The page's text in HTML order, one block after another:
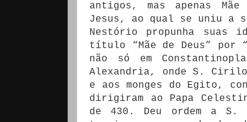
antigos, mas apenas
Jesus, ao qual se uniu a
Nestório propunha suas
título “Mãe de Deus” por
não só em
Alexandria, onde S. Cirilo
e aos monges do Egito,
dirigiram ao Papa
de 430. Deu ordem a